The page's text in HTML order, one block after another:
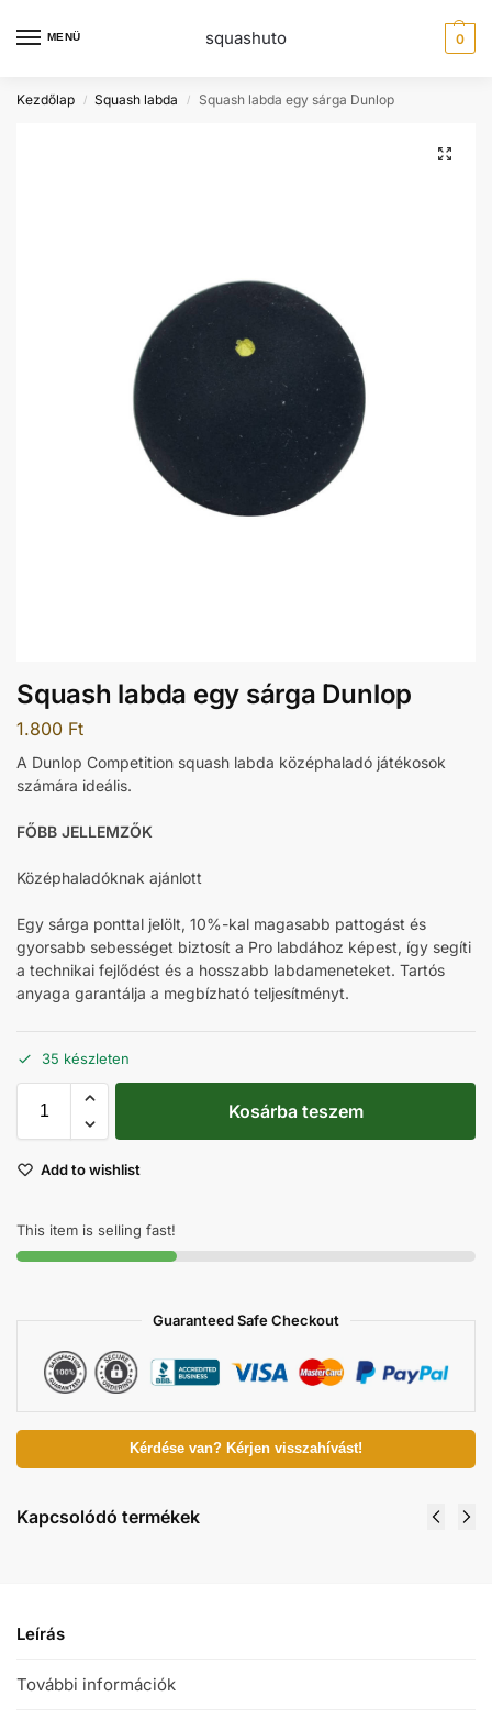
MENÜ squashuto 0
Kezdőlap / Squash labda / Squash labda egy sárga Dunlop
Squash labda egy sárga Dunlop
1.800 Ft
A Dunlop Competition squash labda középhaladó játékosok
számára ideális.
FŐBB JELLEMZŐK
Középhaladóknak ajánlott
Egy sárga ponttal jelölt, 10%-kal magasabb pattogást és
gyorsabb sebességet biztosít a Pro labdához képest, így segíti
a technikai fejlődést és a hosszabb labdameneteket. Tartós
anyaga garantálja a megbízható teljesítményt.
35 készleten
Kosárba teszem
Add to wishlist
This item is selling fast!
Guaranteed Safe Checkout
Kérdése van? Kérjen visszahívást!
Kapcsolódó termékek
Leírás
További információk